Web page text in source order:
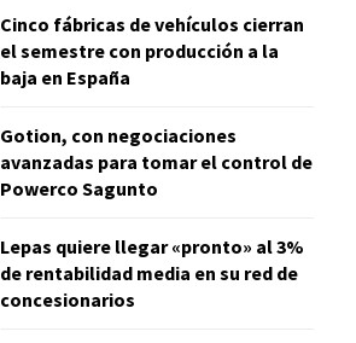
Cinco fábricas de vehículos cierran
el semestre con producción a la
baja en España
Gotion, con negociaciones
avanzadas para tomar el control de
Powerco Sagunto
Lepas quiere llegar «pronto» al 3%
de rentabilidad media en su red de
concesionarios